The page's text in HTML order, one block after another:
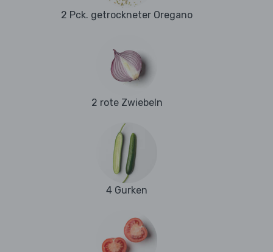
2 Pck. getrockneter Oregano
2 rote Zwiebeln
4 Gurken